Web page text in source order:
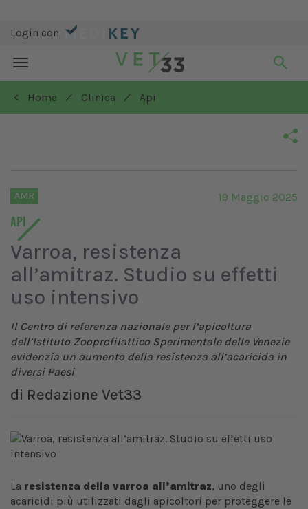
Login con
Toggle
navigation
< Home
/ Clinica / Api
AMR
API
19 Maggio 2025
Varroa, resistenza
all’amitraz. Studio su effetti
uso intensivo
Il Centro di referenza nazionale per l’apicoltura
dell’Istituto Zooprofilattico Sperimentale delle Venezie
evidenzia un aumento della resistenza all’acaricida in
diversi Paesi
di Redazione Vet33
La resistenza della varroa all’amitraz, uno degli
acaricidi più utilizzati dagli apicoltori per proteggere le